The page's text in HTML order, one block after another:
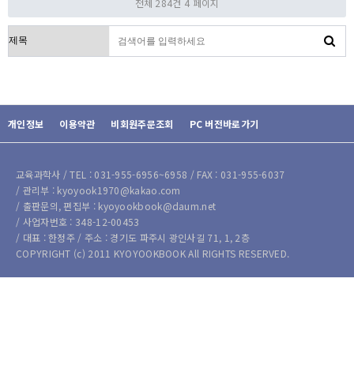
전체 284건 4 페이지
개인정보 이용약관 비회원주문조회 PC 버전바로가기
교육과학사 / TEL : 031-955-6956~6958 / FAX : 031-955-6037
/ 관리부 : kyoyook1970@kakao.com
/ 출판문의, 편집부 : kyoyookbook@daum.net
/ 사업자번호 : 348-12-00453
/ 대표 : 한정주 / 주소 : 경기도 파주시 광인사길 71, 1, 2층
COPYRIGHT (c) 2011 KYOYOOKBOOK All RIGHTS RESERVED.